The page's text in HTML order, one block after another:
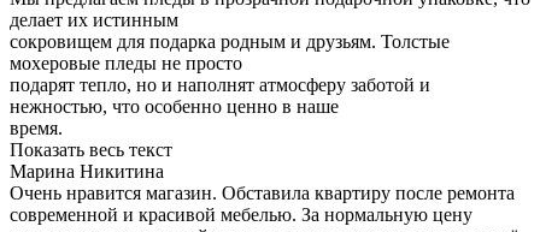
делает их истинным
сокровищем для подарка родным и друзьям. Толстые
мохеровые пледы не просто
подарят тепло, но и наполнят атмосферу заботой и
нежностью, что особенно ценно в наше
время.
Показать весь текст
Марина Никитина
Очень нравится магазин. Обставила квартиру после ремонта
современной и красивой мебелью. За нормальную цену